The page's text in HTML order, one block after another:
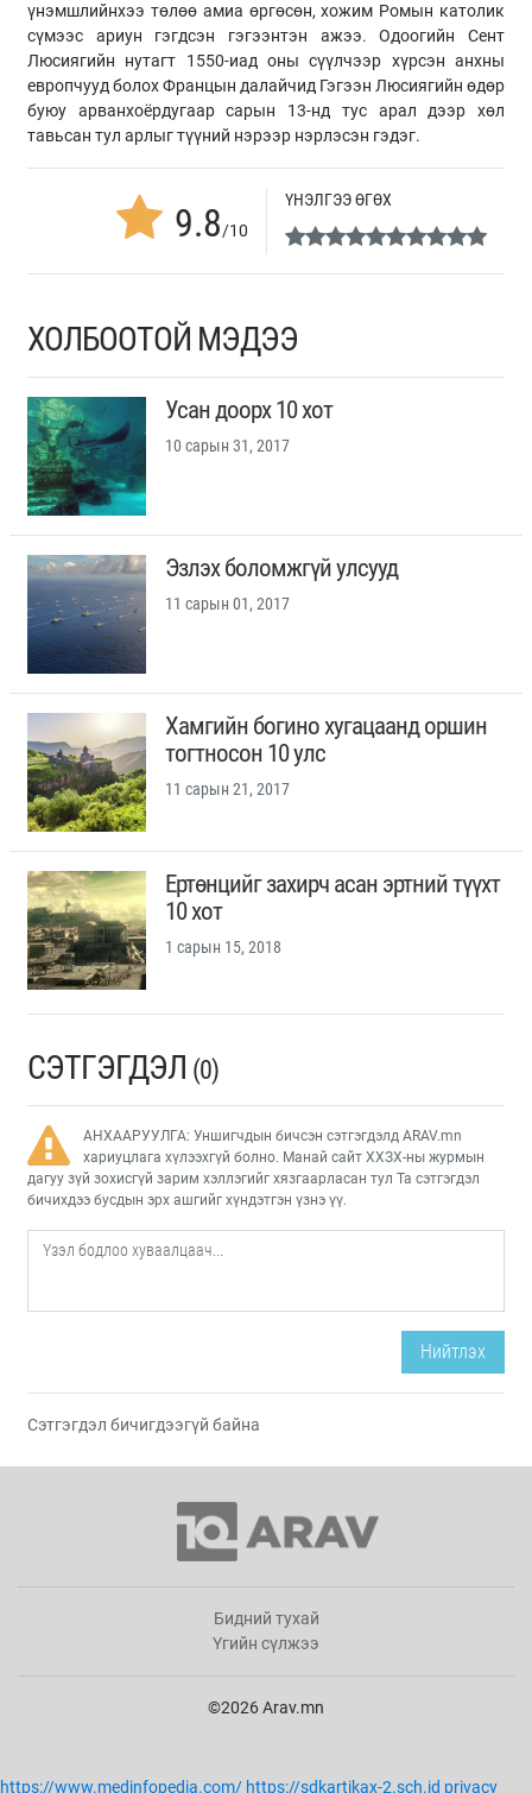
үнэмшлийнхээ төлөө амиа өргөсөн, хожим Ромын католик
сүмээс ариун гэгдсэн гэгээнтэн ажээ. Одоогийн Сент
Люсиягийн нутагт 1550-иад оны сүүлчээр хүрсэн анхны
европчууд болох Францын далайчид Гэгээн Люсиягийн өдөр
буюу арванхоёрдугаар сарын 13-нд тус арал дээр хөл
тавьсан тул арлыг түүний нэрээр нэрлэсэн гэдэг.
9.8/10
ҮНЭЛГЭЭ ӨГӨХ
ХОЛБООТОЙ МЭДЭЭ
Усан доорх 10 хот
10 сарын 31, 2017
Эзлэх боломжгүй улсууд
11 сарын 01, 2017
Хамгийн богино хугацаанд оршин
тогтносон 10 улс
11 сарын 21, 2017
Ертөнцийг захирч асан эртний түүхт
10 хот
1 сарын 15, 2018
СЭТГЭГДЭЛ (0)
АНХААРУУЛГА: Уншигчдын бичсэн сэтгэгдэлд ARAV.mn
хариуцлага хүлээхгүй болно. Манай сайт ХХЗХ-ны журмын
дагуу зүй зохисгүй зарим хэллэгийг хязгаарласан тул Та сэтгэгдэл
бичихдээ бусдын эрх ашгийг хүндэтгэн үзнэ үү.
Нийтлэх
Сэтгэгдэл бичигдээгүй байна
Бидний тухай
Үгийн сүлжээ
©2026 Arav.mn
https://www.medinfopedia.com/ https://sdkartikax-2.sch.id privacy